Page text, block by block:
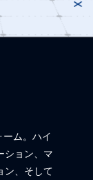
ム。ハイ
ション、マ
ン、そして